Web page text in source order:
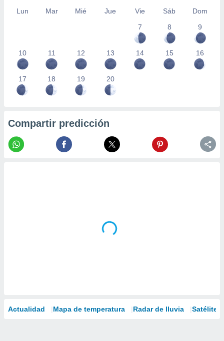
Lun Mar Mié Jue Vie Sáb
Dom
7
8 9
10 11 12 13 14 15 16
17 18 19 20
Compartir predicción
Actualidad Mapa de temperatura Radar de lluvia Satélites